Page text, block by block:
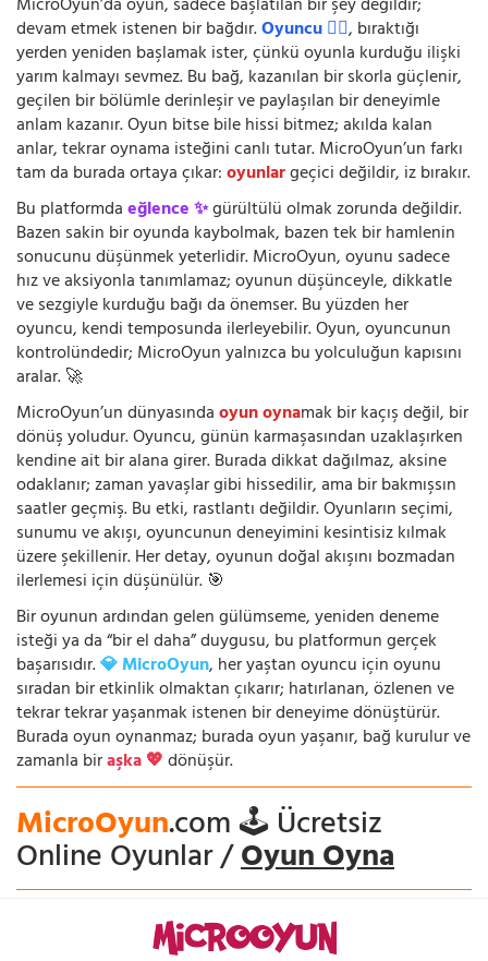
devam etmek istenen bir bağdır.Oyuncu 🧍‍♂️, bıraktığı
yerden yeniden başlamak ister, çünkü oyunla kurduğu ilişki
yarım kalmayı sevmez. Bu bağ, kazanılan bir skorla güçlenir,
geçilen bir bölümle derinleşir ve paylaşılan bir deneyimle
anlam kazanır. Oyun bitse bile hissi bitmez; akılda kalan
anlar, tekrar oynama isteğini canlı tutar. MicroOyun’un farkı
tam da burada ortaya çıkar:oyunlargeçici değildir, iz bırakır.
Bu platformdaeğlence ✨gürültülü olmak zorunda değildir.
Bazen sakin bir oyunda kaybolmak, bazen tek bir hamlenin
sonucunu düşünmek yeterlidir. MicroOyun, oyunu sadece
hız ve aksiyonla tanımlamaz; oyunun düşünceyle, dikkatle
ve sezgiyle kurduğu bağı da önemser. Bu yüzden her
oyuncu, kendi temposunda ilerleyebilir. Oyun, oyuncunun
kontrolündedir; MicroOyun yalnızca bu yolculuğun kapısını
aralar. 🚀
MicroOyun’un dünyasındaoyun oynamak bir kaçış değil, bir
dönüş yoludur. Oyuncu, günün karmaşasından uzaklaşırken
kendine ait bir alana girer. Burada dikkat dağılmaz, aksine
odaklanır; zaman yavaşlar gibi hissedilir, ama bir bakmışsın
saatler geçmiş. Bu etki, rastlantı değildir. Oyunların seçimi,
sunumu ve akışı, oyuncunun deneyimini kesintisiz kılmak
üzere şekillenir. Her detay, oyunun doğal akışını bozmadan
ilerlemesi için düşünülür. 🎯
Bir oyunun ardından gelen gülümseme, yeniden deneme
isteği ya da “bir el daha” duygusu, bu platformun gerçek
başarısıdır.💎 MicroOyun, her yaştan oyuncu için oyunu
sıradan bir etkinlik olmaktan çıkarır; hatırlanan, özlenen ve
tekrar tekrar yaşanmak istenen bir deneyime dönüştürür.
Burada oyun oynanmaz; burada oyun yaşanır, bağ kurulur ve
zamanla biraşka 💖dönüşür.
MicroOyun.com 🕹️ Ücretsiz
Online Oyunlar /Oyun Oyna